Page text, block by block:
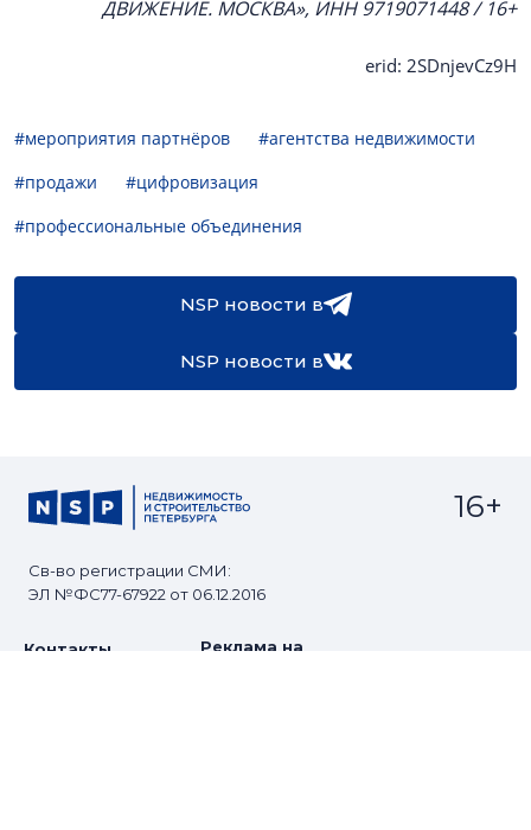
ДВИЖЕНИЕ. МОСКВА», ИНН 9719071448 / 16+
erid: 2SDnjevCz9H
#мероприятия партнёров
#агентства недвижимости
#продажи
#цифровизация
#профессиональные объединения
NSP новости в
NSP новости в
Св-во регистрации СМИ:
ЭЛ №ФС77-67922 от 06.12.2016
16+
Контакты
Реклама на